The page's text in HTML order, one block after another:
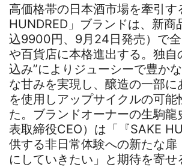
高価格帯の日本酒市場を牽引す
HUNDRED」ブランドは、新商
込9900円、9月24日発売）で
や百貨店に本格進出する。独自
込み”によりジューシーで豊か
な甘みを実現し、醸造の一部に
を使用しアップサイクルの可能
た。ブランドオーナーの生駒
表取締役CEO）は「『SAKE
供する非日常体験への新たな扉
にしていきたい」と期待を寄せ